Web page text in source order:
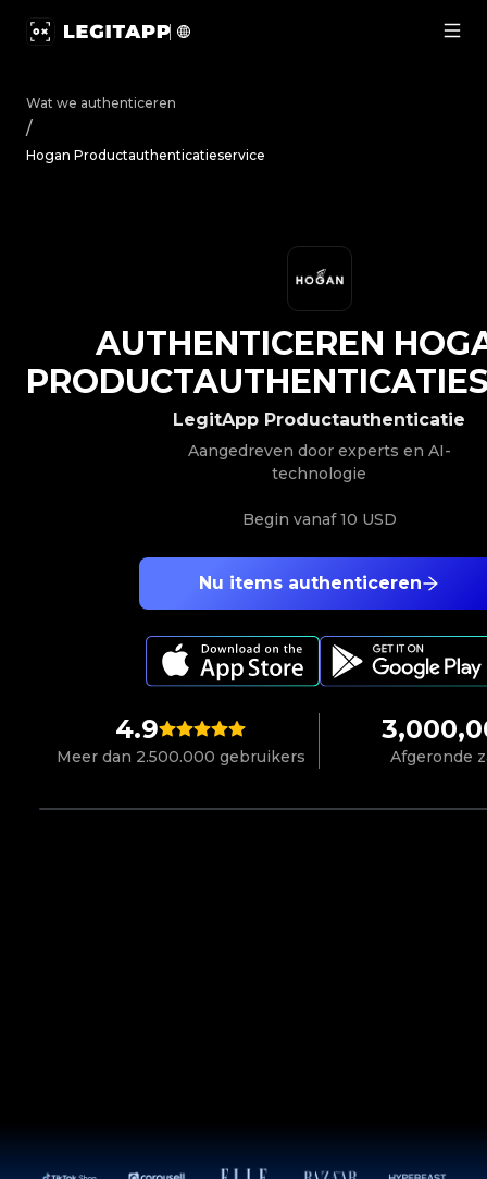
Wat we authenticeren
/
Hogan Productauthenticatieservice
4.9
Meer dan 2.500.000 gebruikers Afgeronde
Nu items authenticeren
LegitApp Productauthenticatie
Aangedreven door experts en AI-
technologie
Begin vanaf10 USD
AUTHENTICEREN